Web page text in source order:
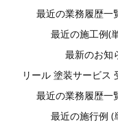
最近の業務履歴一
最近の施工例(
最新のお知
リール 塗装サービス
最近の業務履歴一
最近の施行例 (